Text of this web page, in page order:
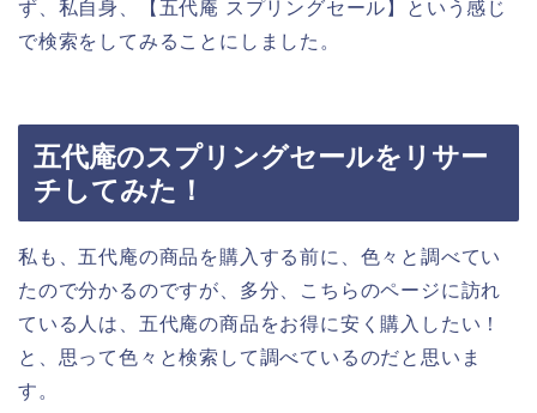
ず、私自身、【五代庵 スプリングセール】という感じ
で検索をしてみることにしました。
五代庵のスプリングセールをリサー
チしてみた！
私も、五代庵の商品を購入する前に、色々と調べてい
たので分かるのですが、多分、こちらのページに訪れ
ている人は、五代庵の商品をお得に安く購入したい！
と、思って色々と検索して調べているのだと思いま
す。